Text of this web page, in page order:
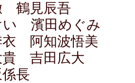
鶴見辰吾
い 濱田めぐみ
衣 阿知波悟美
貴 吉田広大
長